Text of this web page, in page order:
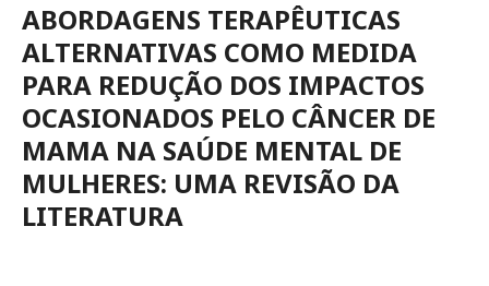
ABORDAGENS TERAPÊUTICAS
ALTERNATIVAS COMO MEDIDA
PARA REDUÇÃO DOS IMPACTOS
OCASIONADOS PELO CÂNCER DE
MAMA NA SAÚDE MENTAL DE
MULHERES: UMA REVISÃO DA
LITERATURA